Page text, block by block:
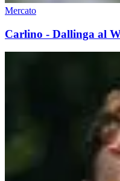
Mercato
Carlino - Dallinga al